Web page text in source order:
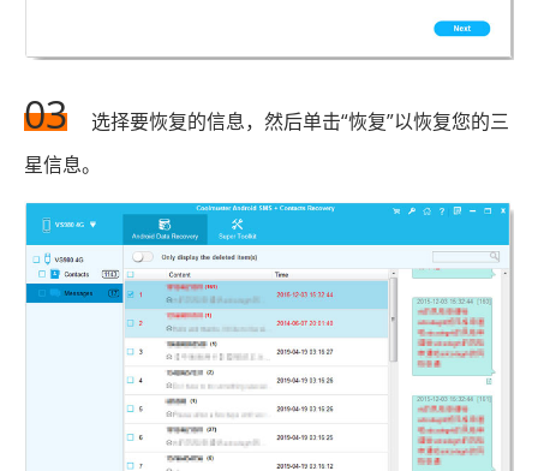
03
选择要恢复的信息，然后单击“恢复”以恢复您的三
星信息。